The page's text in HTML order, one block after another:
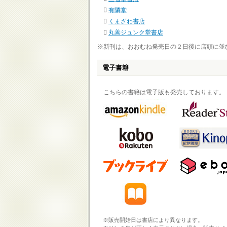
有隣堂
くまざわ書店
丸善ジュンク堂書店
※新刊は、おおむね発売日の２日後に店頭に並
電子書籍
こちらの書籍は電子版も発売しております。
※販売開始日は書店により異なります。